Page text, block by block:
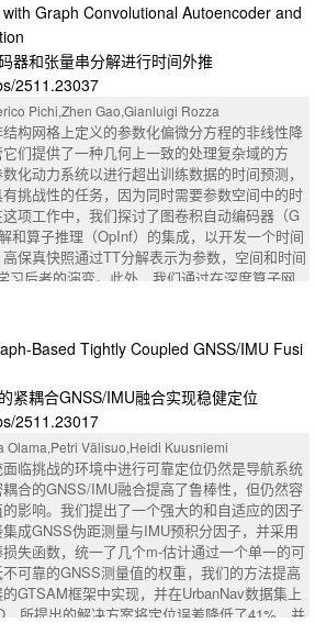
提高了GPT-4 o、Llama-3.1- 70 B和基础Qwe
别是对于光引发剂设计至关重要的TPA和ISC预
相应的AI助手共同提供了第一个可扩展的平
光引发剂筛选和加速光敏材料的发现。
photoinitiators for two-photon polymeri
the absence of large, open datasets containin
photophysical properties required to model ph
state behavior. Existing molecular datasets ty
descriptors and therefore cann
or AI-assisted design of photoinitiators. T
with Graph Convolutional Autoencoder and
器和张量串分解进行时间外推
2511.23037
Pichi,Zhen Gao,Gianluigi Rozza
构网格上定义的参数化偏微分方程的非线性降
们提供了一种几何上一致的处理复杂域的方
化动力系统以进行超出训练数据的时间预测，
挑战性的任务，因为同时需要参数空间中的时
项工作中，我们探讨了图卷积自动编码器（G
和算子推理（OpInf）的集成，以开发一个时间
保真快照通过TT分解表示为参数，空间和时间
习后者的演变。此外，我们通过在深度算子网
象，表现出很大的性能，有效地学习动态的外推
国家的最先进的方法，如MeshGraphNets。
gained attention in nonlinear reduced-ord
partial differential equations defined on unstr
a geometrically consistent way of treat
such architectures to parameterized dyna
beyond the training data, i.e. the ext
task due to the simultaneous need
in the parametric space. In this
of graph convolutional autoencoders (GCA
and Operator Inference (OpInf) to d
order model. In particular, high-fidelity sn
a combination of parametric, spatial, and temp
while OpInf is used to learn the evolution
Based Tightly Coupled GNSS/IMU Fusi
紧耦合GNSS/IMU融合实现稳健定位
2511.23017
Olama,Petri Välisuo,Heidi Kuusniemi
临挑战的环境中进行可靠定位仍然是导航系统
合的GNSS/IMU融合提高了鲁棒性，但仍然容
影响。我们提出了一个强大的和自适应的因子
成GNSS伪距测量与IMU预积分因子，并采用
失函数，统一了几个m-估计通过一个单一的可
可靠的GNSS测量值的权重，我们的方法提高
GTSAM框架中实现，并在UrbanNav数据集上
所提出的解决方案将定位误差降低了41%，并